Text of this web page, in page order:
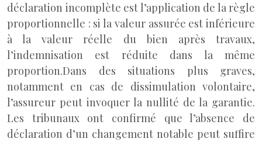
déclaration incomplète est l’application de la règle
proportionnelle : si la valeur assurée est inférieure
à la valeur réelle du bien après travaux,
l’indemnisation est réduite dans la même
proportion.Dans des situations plus graves,
notamment en cas de dissimulation volontaire,
l’assureur peut invoquer la nullité de la garantie.
Les tribunaux ont confirmé que l’absence de
déclaration d’un changement notable peut suffire